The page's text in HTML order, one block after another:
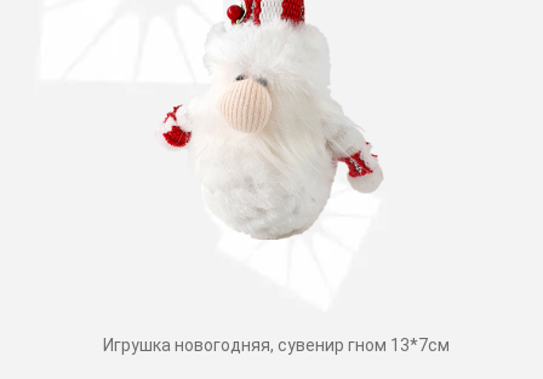
Игрушка новогодняя, сувенир гном 13*7см